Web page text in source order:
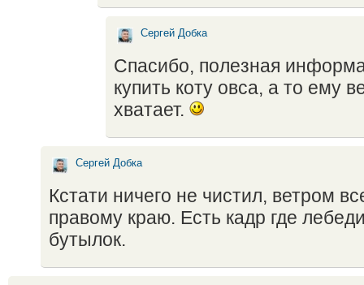
Сергей Добка
Спасибо, полезная
купить коту овса, а то ему
хватает.
Сергей Добка
Кстати ничего не чистил, ветром
правому краю. Есть кадр где
бутылок.